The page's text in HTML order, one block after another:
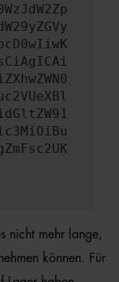
nicht mehr lange,
können. Für